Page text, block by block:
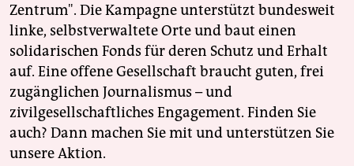
Zentrum". Die Kampagne unterstützt bundesweit
linke, selbstverwaltete Orte und baut einen
solidarischen Fonds für deren Schutz und Erhalt
auf. Eine offene Gesellschaft braucht guten, frei
zugänglichen Journalismus – und
zivilgesellschaftliches Engagement. Finden Sie
auch? Dann machen Sie mit und unterstützen Sie
unsere Aktion.